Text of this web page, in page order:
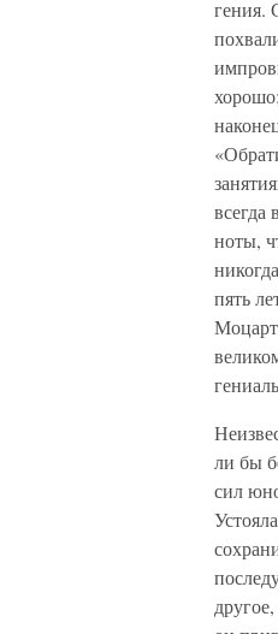
гения.
всегда
ноты,
пять
ли бы
сил